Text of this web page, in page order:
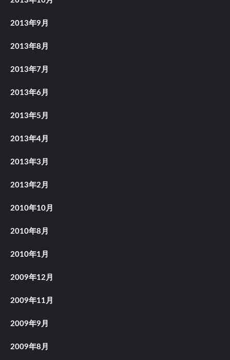
2013年9月
2013年8月
2013年7月
2013年6月
2013年5月
2013年4月
2013年3月
2013年2月
2010年10月
2010年8月
2010年1月
2009年12月
2009年11月
2009年9月
2009年8月